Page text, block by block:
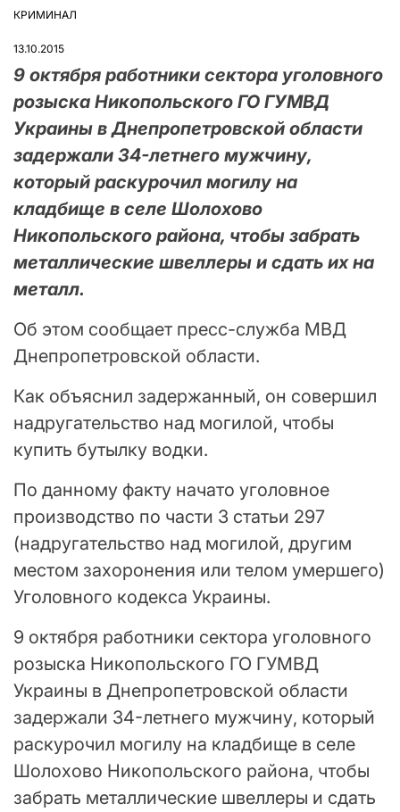
ОПУБЛІКУВАТИ
КРИМИНАЛ
13.10.2015
9 октября работники сектора уголовного
розыска Никопольского ГО ГУМВД
Украины в Днепропетровской области
задержали 34-летнего мужчину,
который раскурочил могилу на
кладбище в селе Шолохово
Никопольского района, чтобы забрать
металлические швеллеры и сдать их на
металл.
Об этом сообщает пресс-служба МВД
Днепропетровской области.
Как объяснил задержанный, он совершил
надругательство над могилой, чтобы
купить бутылку водки.
По данному факту начато уголовное
производство по части 3 статьи 297
(надругательство над могилой, другим
местом захоронения или телом умершего)
Уголовного кодекса Украины.
9 октября работники сектора уголовного
розыска Никопольского ГО ГУМВД
Украины в Днепропетровской области
задержали 34-летнего мужчину, который
раскурочил могилу на кладбище в селе
Шолохово Никопольского района, чтобы
забрать металлические швеллеры и сдать